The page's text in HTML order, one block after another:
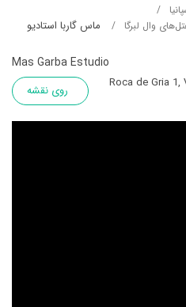
وال لبرگا ماس گاربا استادیو
Mas Garba Estudio
Roca de Gria 1,
روی نقشه